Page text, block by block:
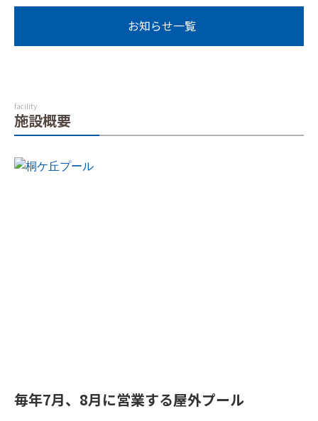
お知らせ一覧
facility
施設概要
毎年7月、8月に営業する屋外プール